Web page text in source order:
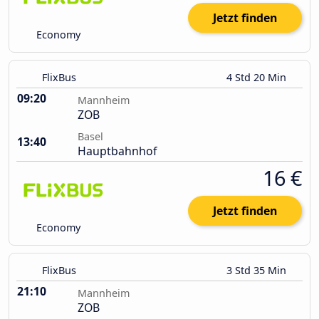
Economy
Jetzt finden
FlixBus 4 Std 20 Min
09:20 Mannheim
ZOB
13:40
Basel
Hauptbahnhof
Economy
16 €
Jetzt finden
FlixBus 3 Std 35 Min
21:10 Mannheim
ZOB